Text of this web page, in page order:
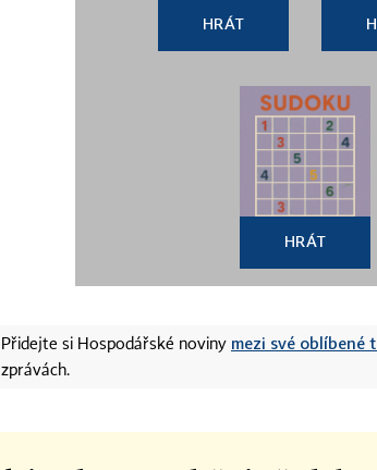
HRÁT
HRÁT
Přidejte si Hospodářské noviny mezi své oblíbené
zprávách.